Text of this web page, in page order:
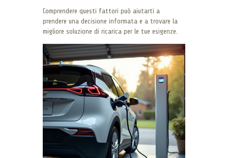
Comprendere questi fattori può aiutarti a
prendere una decisione informata e a trovare la
migliore soluzione di ricarica per le tue esigenze.